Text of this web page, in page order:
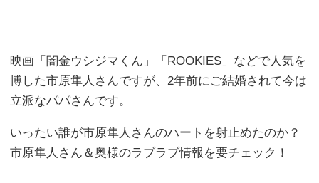
映画「闇金ウシジマくん」「ROOKIES」などで人気を
博した市原隼人さんですが、2年前にご結婚されて今は
立派なパパさんです。
いったい誰が市原隼人さんのハートを射止めたのか？
市原隼人さん＆奥様のラブラブ情報を要チェック！